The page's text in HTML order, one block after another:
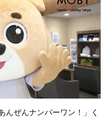
んぜんナンバーワン！」く